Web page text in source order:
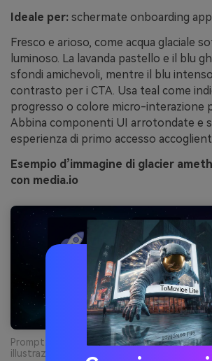
Ideale per: schermate onboarding
Fresco e arioso, come acqua glaciale
luminoso. La lavanda pastello e il blu
sfondi amichevoli, mentre il blu
contrasto per i CTA. Usa teal come
progresso o colore micro-interazione
Abbina componenti UI arrotondate e
esperienza di primo accesso
Esempio d’immagine di glacier
con media.io
Prompt: schermate onboarding app mobile
illustrazioni semplici, tipografia pulita,